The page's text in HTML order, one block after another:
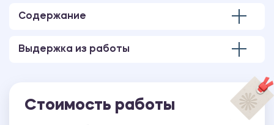
Содержание
Выдержка из работы
Стоимость работы